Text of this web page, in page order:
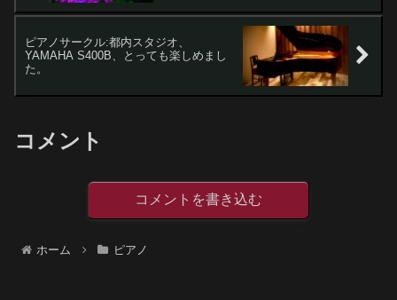
ピアノサークル:都内スタジオ、
YAMAHA S400B、とっても楽しめまし
た。
コメント
コメントを書き込む
ホーム ピアノ